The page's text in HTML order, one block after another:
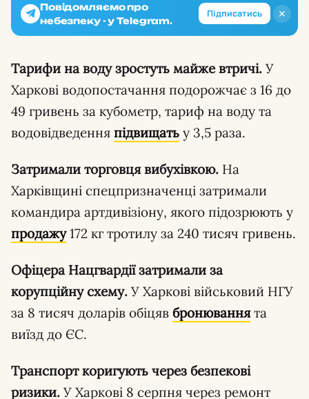
✕
Повідомляємо про
небезпеку - у Telegram.
Підписатись
Тарифи на воду зростуть майже втричі. У
Харкові водопостачання подорожчає з 16 до
49 гривень за кубометр, тариф на воду та
водовідведення підвищать у 3,5 раза.
Затримали торговця вибухівкою. На
Харківщині спецпризначенці затримали
командира артдивізіону, якого підозрюють у
продажу172 кг тротилу за 240 тисяч гривень.
Офіцера Нацгвардії затримали за
корупційну схему. У Харкові військовий НГУ
за 8 тисяч доларів обіцяв бронюваннята
виїзд до ЄС.
Транспорт коригують через безпекові
ризики. У Харкові 8 серпня через ремонт